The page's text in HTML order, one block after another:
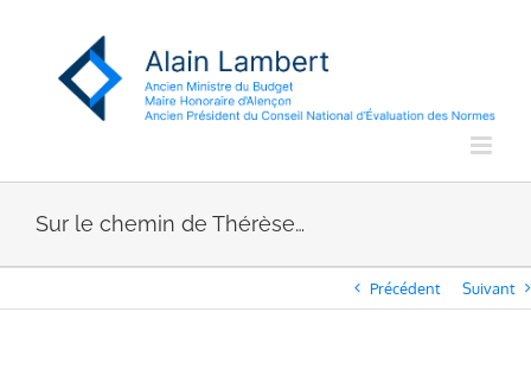
Sur le chemin de Thérèse…
Précédent Suivant